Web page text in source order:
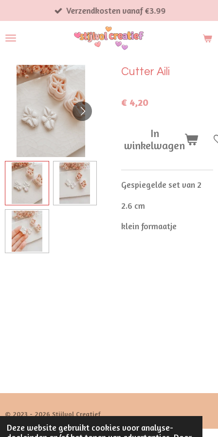
Deze website gebruikt cookies voor analyse-
direct
naar
Verzendkosten vanaf €3.99
Cutter Aili
€ 4,20
In
winkelwagen
Gespiegelde set van 2
2.6 cm
klein formaatje
© 2023 - 2026 Stijlvol Creatief